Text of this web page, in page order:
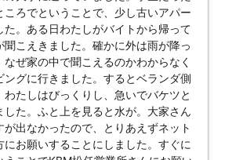
ころでということで、少し古いアパー
た。ある日わたしがバイトから帰って
聞こえきました。確かに外は雨が降っ
ぜ家の中で聞こえるのかわからなく
ングに行きました。するとベランダ側
たしはびっくりし、急いでバケツと
した。ふと上を見ると水が。大家さん
が出なかったので、とりあえずネット
にお願いすることにしました。すぐに